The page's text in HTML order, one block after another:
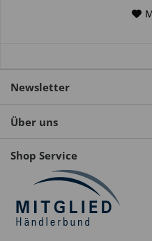
Newsletter
Über uns
Shop Service